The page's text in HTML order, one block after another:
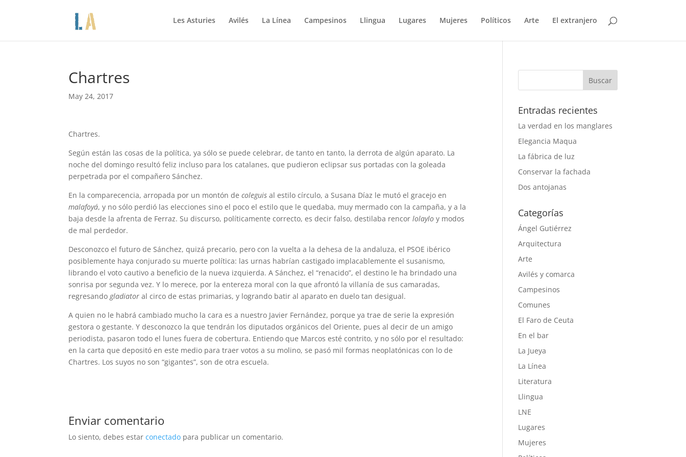
Les Asturies Avilés La Línea Campesinos Llingua Lugares Mujeres Políticos Arte El extranjero
Chartres
May 24, 2017
Chartres.
Según están las cosas de la política, ya sólo se puede celebrar, de tanto en tanto, la derrota de algún aparato. La
noche del domingo resultó feliz incluso para los catalanes, que pudieron eclipsar sus portadas con la goleada
perpetrada por el compañero Sánchez.
En la comparecencia, arropada por un montón decoleguis al estilo círculo, a Susana Díaz le mutó el gracejo en
malafoyá, y no sólo perdió las elecciones sino el poco el estilo que le quedaba, muy mermado con la campaña, y a la
baja desde la afrenta de Ferraz. Su discurso, políticamente correcto, es decir falso, destilaba rencorlolaylo y modos
de mal perdedor.
Desconozco el futuro de Sánchez, quizá precario, pero con la vuelta a la dehesa de la andaluza, el PSOE ibérico
posiblemente haya conjurado su muerte política: las urnas habrían castigado implacablemente el susanismo,
librando el voto cautivo a beneficio de la nueva izquierda. A Sánchez, el “renacido”, el destino le ha brindado una
sonrisa por segunda vez. Y lo merece, por la entereza moral con la que afrontó la villanía de sus camaradas,
regresandogladiator al circo de estas primarias, y logrando batir al aparato en duelo tan desigual.
A quien no le habrá cambiado mucho la cara es a nuestro Javier Fernández, porque ya trae de serie la expresión
gestora o gestante. Y desconozco la que tendrán los diputados orgánicos del Oriente, pues al decir de un amigo
periodista, pasaron todo el lunes fuera de cobertura. Entiendo que Marcos esté contrito, y no sólo por el resultado:
en la carta que depositó en este medio para traer votos a su molino, se pasó mil formas neoplatónicas con lo de
Chartres. Los suyos no son “gigantes”, son de otra escuela.
Enviar comentario
Lo siento, debes estarconectado para publicar un comentario.
Entradas recientes
La verdad en los manglares
Elegancia Maqua
La fábrica de luz
Conservar la fachada
Dos antojanas
Categorías
Ángel Gutiérrez
Arquitectura
Arte
Avilés y comarca
Campesinos
Comunes
El Faro de Ceuta
En el bar
La Jueya
La Línea
Literatura
Llingua
LNE
Lugares
Mujeres